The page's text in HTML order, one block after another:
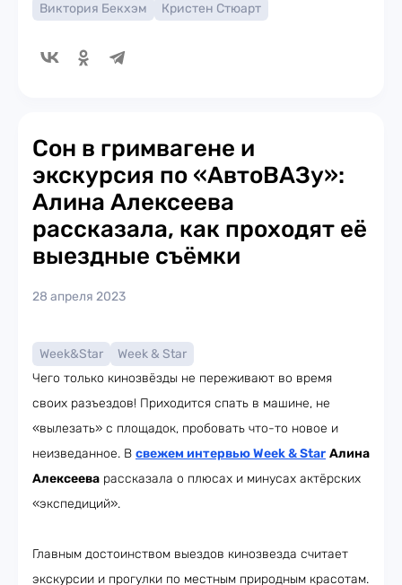
Виктория Бекхэм
Кристен Стюарт
Сон в гримвагене и
экскурсия по «АвтоВАЗу»:
Алина Алексеева
рассказала, как проходят её
выездные съёмки
28 апреля 2023
Week&Star
Week & Star
Чего только кинозвёзды не переживают во время
своих разъездов! Приходится спать в машине, не
«вылезать» с площадок, пробовать что-то новое и
неизведанное. В свежем интервью Week & Star Алина
Алексеева рассказала о плюсах и минусах актёрских
«экспедиций».
Главным достоинством выездов кинозвезда считает
экскурсии и прогулки по местным природным красотам.